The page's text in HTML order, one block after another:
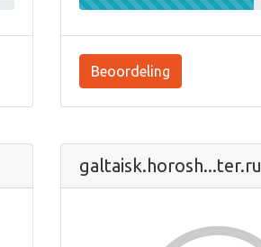
Beoordeling
galtaisk.horosh...ter.ru